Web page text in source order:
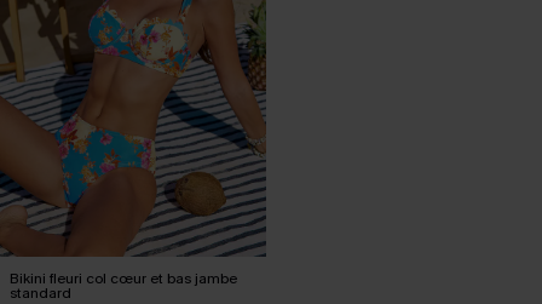
Bikini fleuri col cœur et bas jambe
standard